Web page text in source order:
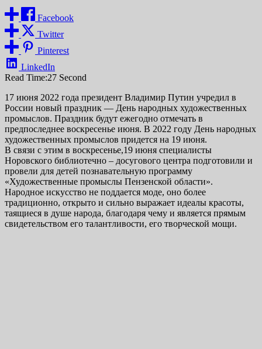
Facebook
Twitter
Pinterest
LinkedIn
Read Time:27 Second
17 июня 2022 года президент Владимир Путин учредил в
России новый праздник — День народных художественных
промыслов. Праздник будут ежегодно отмечать в
предпоследнее воскресенье июня. В 2022 году День народных
художественных промыслов придется на 19 июня.
В связи с этим в воскресенье,19 июня специалисты
Норовского библиотечно – досугового центра подготовили и
провели для детей познавательную программу
«Художественные промыслы Пензенской области».
Народное искусство не поддается моде, оно более
традиционно, открыто и сильно выражает идеалы красоты,
таящиеся в душе народа, благодаря чему и является прямым
свидетельством его талантливости, его творческой мощи.